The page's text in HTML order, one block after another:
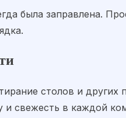
была заправлена.
столов и других
и свежесть в каждой